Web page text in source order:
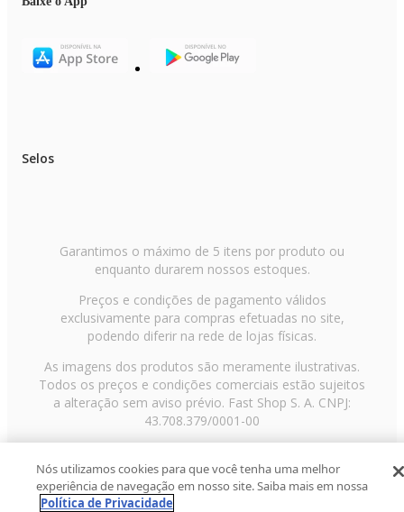
Selos
Garantimos o máximo de 5 itens por produto ou
enquanto durarem nossos estoques.
Preços e condições de pagamento válidos
exclusivamente para compras efetuadas no site,
podendo diferir na rede de lojas físicas.
As imagens dos produtos são meramente ilustrativas.
Todos os preços e condições comerciais estão sujeitos
a alteração sem aviso prévio. Fast Shop S. A. CNPJ:
43.708.379/0001-00
Paulo/SP, CEP 02029-001, Telefone: 11 3003-3728 ©
2013 Fast Shop - Todos os direitos reservadosRF
Nós utilizamos cookies para que você tenha uma melhor
experiência de navegação em nosso site. Saiba mais em nossa
Política de Privacidade